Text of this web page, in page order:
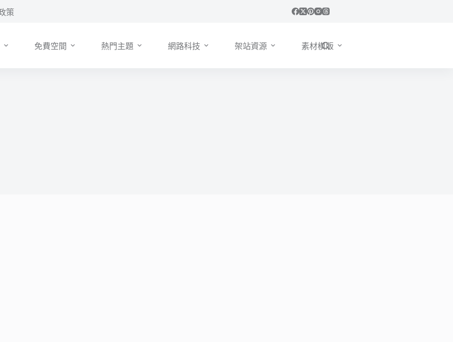
策
免費空間 熱門主題 網路科技 架站資源 素材模版